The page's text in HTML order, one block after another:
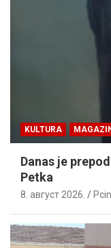
KULTURA
Danas je
Petka
8. август 2026.